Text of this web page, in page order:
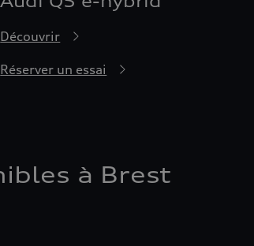
Découvrir
Réserver un essai
à Brest